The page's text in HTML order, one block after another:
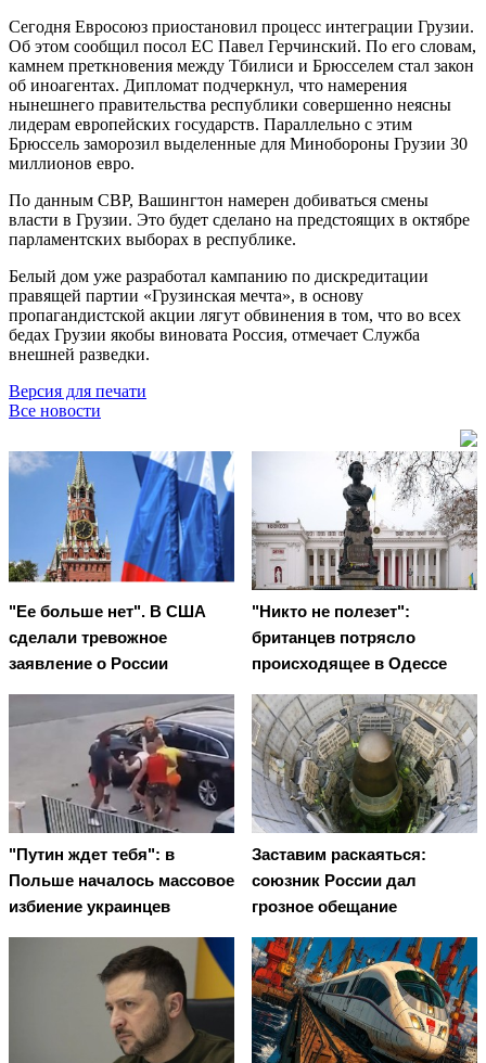
Сегодня Евросоюз приостановил процесс интеграции Грузии.
Об этом сообщил посол ЕС Павел Герчинский. По его словам,
камнем преткновения между Тбилиси и Брюсселем стал закон
об иноагентах. Дипломат подчеркнул, что намерения
нынешнего правительства республики совершенно неясны
лидерам европейских государств. Параллельно с этим
Брюссель заморозил выделенные для Минобороны Грузии 30
миллионов евро.
По данным СВР, Вашингтон намерен добиваться смены
власти в Грузии. Это будет сделано на предстоящих в октябре
парламентских выборах в республике.
Белый дом уже разработал кампанию по дискредитации
правящей партии «Грузинская мечта», в основу
пропагандистской акции лягут обвинения в том, что во всех
бедах Грузии якобы виновата Россия, отмечает Служба
внешней разведки.
Версия для печати
Все новости
"Ее больше нет". В США
сделали тревожное
заявление о России
"Никто не полезет":
британцев потрясло
происходящее в Одессе
"Путин ждет тебя": в
Польше началось массовое
избиение украинцев
Заставим раскаяться:
союзник России дал
грозное обещание